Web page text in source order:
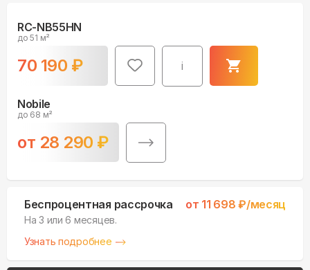
RC-NB55HN
до 51 м²
70 190 ₽ i
Nobile
до 68 м²
от 28 290 ₽
Беспроцентная рассрочка от 11 698 ₽/месяц
На 3 или 6 месяцев.
Узнать подробнее